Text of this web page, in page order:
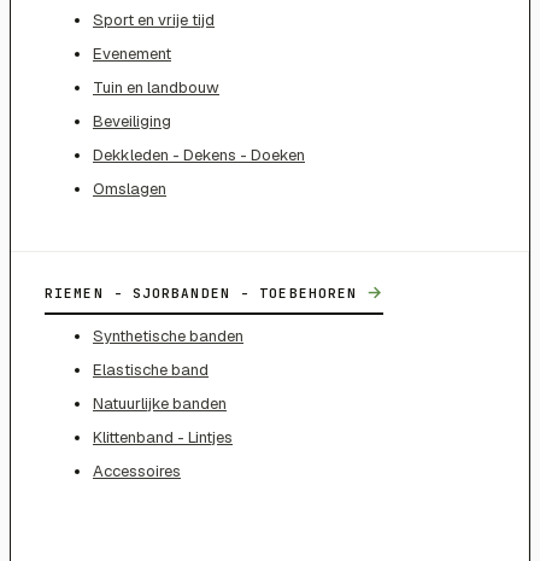
Sport en vrije tijd
Evenement
Tuin en landbouw
Beveiliging
Dekkleden - Dekens - Doeken
Omslagen
RIEMEN - SJORBANDEN - TOEBEHOREN →
Synthetische banden
Elastische band
Natuurlijke banden
Klittenband - Lintjes
Accessoires